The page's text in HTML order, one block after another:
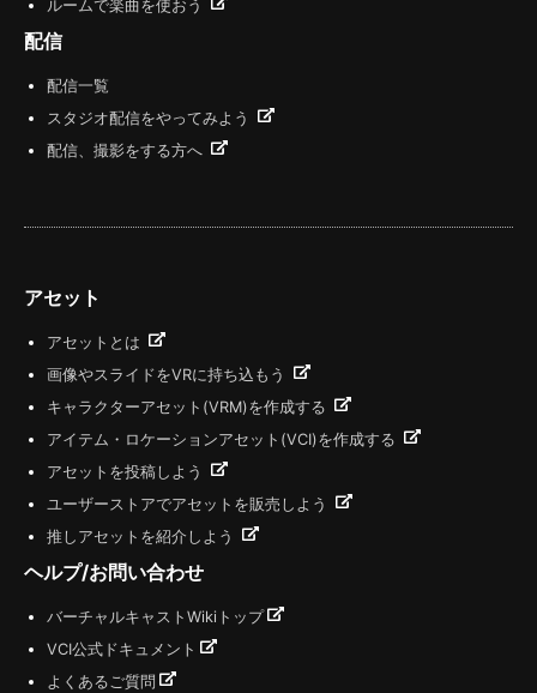
ルームで楽曲を使おう
配信
配信一覧
スタジオ配信をやってみよう
配信、撮影をする方へ
アセット
アセットとは
画像やスライドをVRに持ち込もう
キャラクターアセット(VRM)を作成する
アイテム・ロケーションアセット(VCI)を作成する
アセットを投稿しよう
ユーザーストアでアセットを販売しよう
推しアセットを紹介しよう
ヘルプ/お問い合わせ
バーチャルキャストWikiトップ
VCI公式ドキュメント
よくあるご質問